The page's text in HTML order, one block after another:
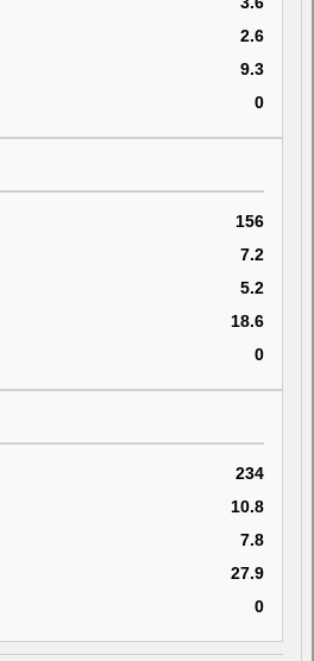
2.6
9.3
0
156
7.2
5.2
18.6
0
234
10.8
7.8
27.9
0